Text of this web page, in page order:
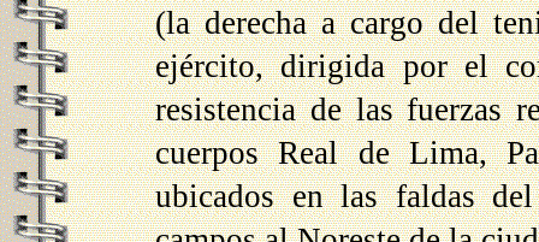
(la derecha a cargo del
ejército, dirigida por el
resistencia de las fuerzas
cuerpos Real de Lima,
ubicados en las faldas